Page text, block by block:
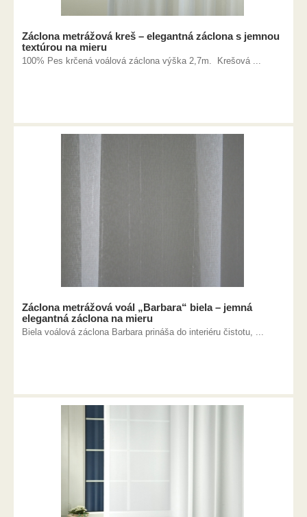
Záclona metrážová kreš – elegantná záclona s jemnou
textúrou na mieru
100% Pes krčená voálová záclona výška 2,7m. Krešová ...
Záclona metrážová voál „Barbara“ biela – jemná
elegantná záclona na mieru
Biela voálová záclona Barbara prináša do interiéru čistotu, ...